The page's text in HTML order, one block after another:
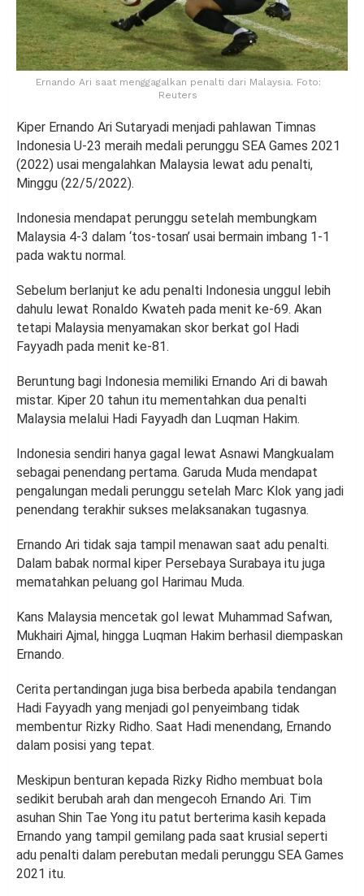
Ernando Ari saat menggagalkan penalti dari Malaysia. Foto:
Reuters
Kiper Ernando Ari Sutaryadi menjadi pahlawan Timnas
Indonesia U-23 meraih medali perunggu SEA Games 2021
(2022) usai mengalahkan Malaysia lewat adu penalti,
Minggu (22/5/2022).
Indonesia mendapat perunggu setelah membungkam
Malaysia 4-3 dalam ‘tos-tosan’ usai bermain imbang 1-1
pada waktu normal.
Sebelum berlanjut ke adu penalti Indonesia unggul lebih
dahulu lewat Ronaldo Kwateh pada menit ke-69. Akan
tetapi Malaysia menyamakan skor berkat gol Hadi
Fayyadh pada menit ke-81.
Beruntung bagi Indonesia memiliki Ernando Ari di bawah
mistar. Kiper 20 tahun itu mementahkan dua penalti
Malaysia melalui Hadi Fayyadh dan Luqman Hakim.
Indonesia sendiri hanya gagal lewat Asnawi Mangkualam
sebagai penendang pertama. Garuda Muda mendapat
pengalungan medali perunggu setelah Marc Klok yang jadi
penendang terakhir sukses melaksanakan tugasnya.
Ernando Ari tidak saja tampil menawan saat adu penalti.
Dalam babak normal kiper Persebaya Surabaya itu juga
mematahkan peluang gol Harimau Muda.
Kans Malaysia mencetak gol lewat Muhammad Safwan,
Mukhairi Ajmal, hingga Luqman Hakim berhasil diempaskan
Ernando.
Cerita pertandingan juga bisa berbeda apabila tendangan
Hadi Fayyadh yang menjadi gol penyeimbang tidak
membentur Rizky Ridho. Saat Hadi menendang, Ernando
dalam posisi yang tepat.
Meskipun benturan kepada Rizky Ridho membuat bola
sedikit berubah arah dan mengecoh Ernando Ari. Tim
asuhan Shin Tae Yong itu patut berterima kasih kepada
Ernando yang tampil gemilang pada saat krusial seperti
adu penalti dalam perebutan medali perunggu SEA Games
2021 itu.